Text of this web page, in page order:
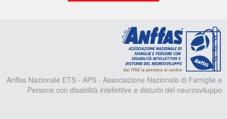
Anffas Nazionale ETS - APS - Associazione Nazionale di Famiglie e
Persone con disabilità intellettive e disturbi del neurosviluppo